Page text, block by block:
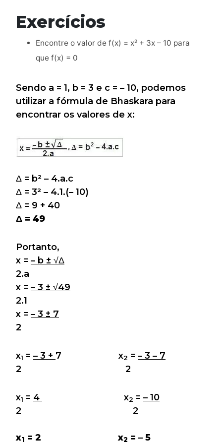
Exercícios
Encontre o valor de f(x) = x² + 3x – 10 para
que f(x) = 0
Sendo a = 1, b = 3 e c = – 10, podemos
utilizar a fórmula de Bhaskara para
encontrar os valores de x:
Δ = b² – 4.a.c
Δ = 3² – 4.1.(– 10)
Δ = 9 + 40
Δ = 49
Portanto,
x = – b ± √Δ
2.a
x = – 3 ± √49
2.1
x = – 3 ± 7
2
x1 = – 3 + 7 x2 = – 3 – 7
2 2
x1 = 4 x2 = – 10
2 2
x1 = 2 x2 = – 5